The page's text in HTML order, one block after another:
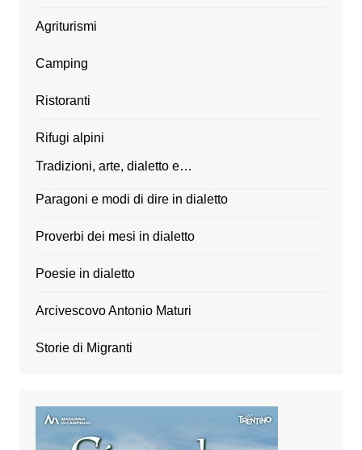
Agriturismi
Camping
Ristoranti
Rifugi alpini
Tradizioni, arte, dialetto e…
Paragoni e modi di dire in dialetto
Proverbi dei mesi in dialetto
Poesie in dialetto
Arcivescovo Antonio Maturi
Storie di Migranti